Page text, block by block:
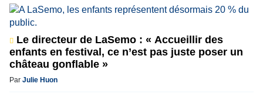
Le directeur de LaSemo : « Accueillir des
enfants en festival, ce n’est pas juste poser un
château gonflable »
Par Julie Huon